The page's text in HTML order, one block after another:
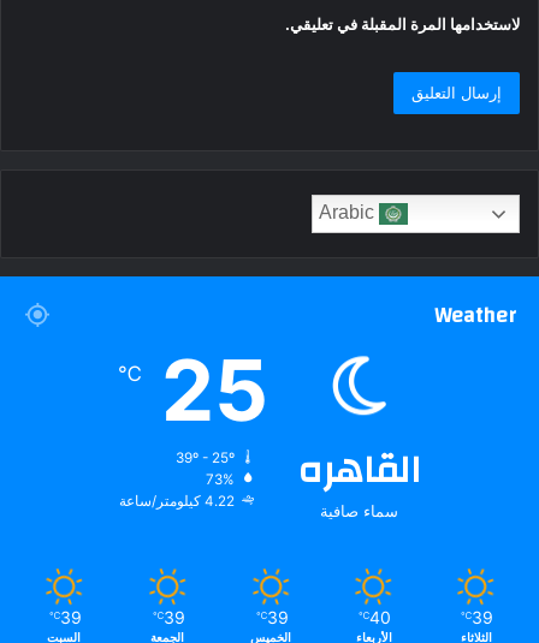
لاستخدامها المرة المقبلة في تعليقي.
Weather
القاهره
سماء صافية
25
℃
73%
4.22 كيلومتر/ساعة
39
℃
الثلاثاء
40
℃
الأربعاء
39
℃
الخميس
39
℃
الجمعة
39
℃
السبت